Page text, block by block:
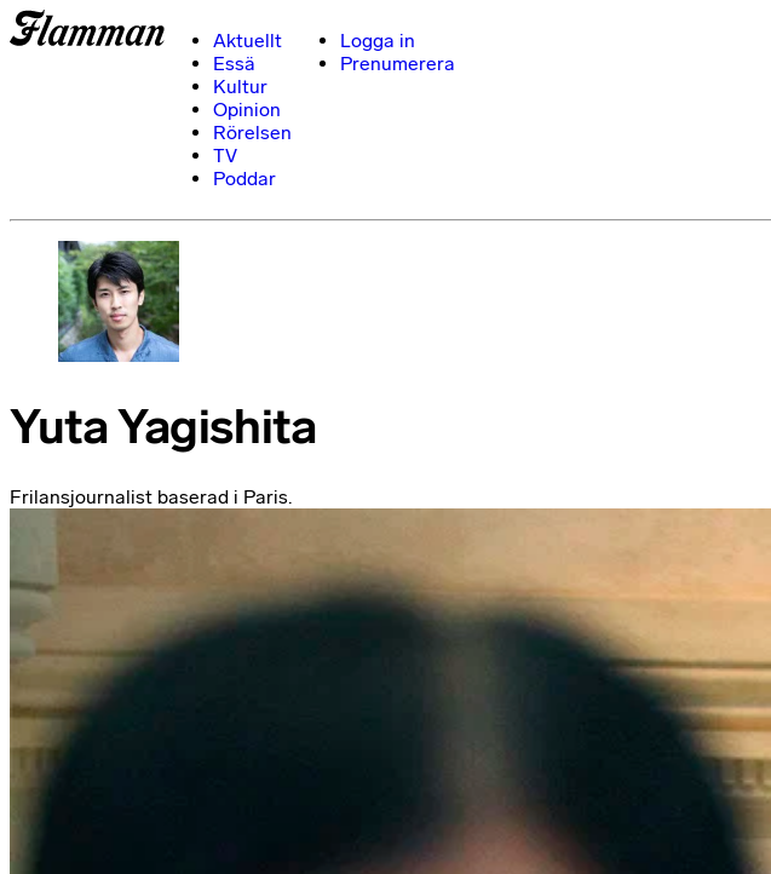
Aktuellt
Essä
Kultur
Opinion
Rörelsen
TV
Poddar
Logga in
Prenumerera
Yuta Yagishita
Frilansjournalist baserad i Paris.